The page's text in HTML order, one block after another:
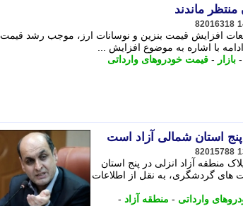
ماندند
82016318
افزایش قیمت بنزین و نوسانات ارز، موجب رشد قیمت
با اشاره به موضوع افزایش ...
- بازار - قیمت خودروهای وارداتی
استان شمالی آزاد است
82015788
منطقه آزاد انزلی در پنج استان
های گردشگری، به نقل از اطلاعات
وارداتی - منطقه آزاد -